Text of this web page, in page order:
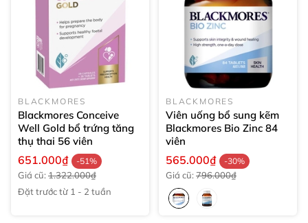
BLACKMORES
Blackmores Conceive
Well Gold bổ trứng tăng
thụ thai 56 viên
651.000₫ -51%
Giá cũ: 1.322.000₫
Đặt trước từ 1 - 2 tuần
BLACKMORES
Viên uống bổ sung kẽm
Blackmores Bio Zinc 84
viên
565.000₫ -30%
Giá cũ: 796.000₫